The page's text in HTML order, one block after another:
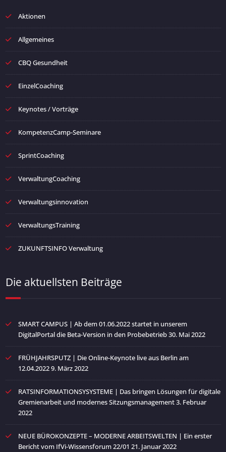
Aktionen
Allgemeines
CBQ Gesundheit
EinzelCoaching
Keynotes / Vorträge
KompetenzCamp-Seminare
SprintCoaching
VerwaltungCoaching
Verwaltungsinnovation
VerwaltungsTraining
ZUKUNFTSINFO Verwaltung
Die aktuellsten Beiträge
SMART CAMPUS | Ab dem 01.06.2022 startet in unserem
DigitalPortal die Beta-Version in den Probebetrieb30. Mai 2022
FRÜHJAHRSPUTZ | Die Online-Keynote live aus Berlin am
12.04.20229. März 2022
RATSINFORMATIONSYSYSTEME | Das bringen Lösungen für digitale
Gremienarbeit und modernes Sitzungsmanagement3. Februar
2022
NEUE BÜROKONZEPTE – MODERNE ARBEITSWELTEN | Ein erster
Bericht vom IfVi-Wissensforum 22/01 21. Januar 2022